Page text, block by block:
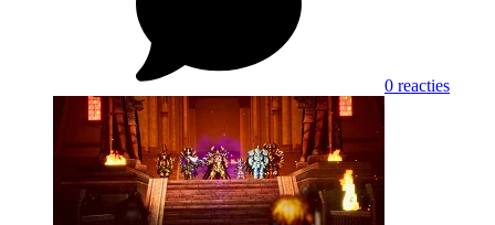
0 reacties